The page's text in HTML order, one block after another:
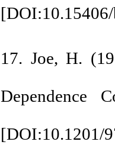
[
17. Joe‎, ‎H‎.
Dependence
[DOI:10.1201/